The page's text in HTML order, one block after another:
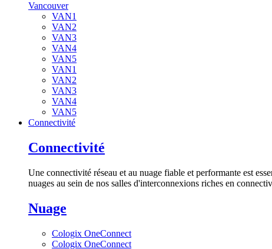
Vancouver
VAN1
VAN2
VAN3
VAN4
VAN5
VAN1
VAN2
VAN3
VAN4
VAN5
Connectivité
Connectivité
Une connectivité réseau et au nuage fiable et performante est
nuages au sein de nos salles d'interconnexions riches en
Nuage
Cologix OneConnect
Cologix OneConnect